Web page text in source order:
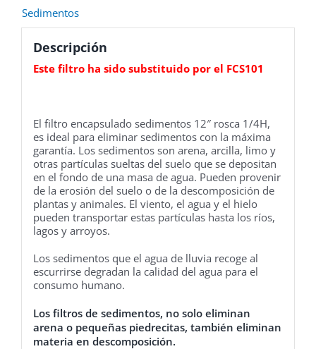
Sedimentos
Descripción
Este filtro ha sido substituido por el FCS101
El filtro encapsulado sedimentos 12″ rosca 1/4H,
es ideal para eliminar sedimentos con la máxima
garantía. Los sedimentos son arena, arcilla, limo y
otras partículas sueltas del suelo que se depositan
en el fondo de una masa de agua. Pueden provenir
de la erosión del suelo o de la descomposición de
plantas y animales. El viento, el agua y el hielo
pueden transportar estas partículas hasta los ríos,
lagos y arroyos.
Los sedimentos que el agua de lluvia recoge al
escurrirse degradan la calidad del agua para el
consumo humano.
Los filtros de sedimentos, no solo eliminan
arena o pequeñas piedrecitas, también eliminan
materia en descomposición.